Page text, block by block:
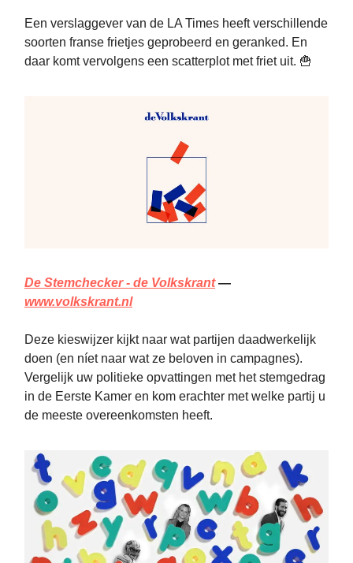
Een verslaggever van de LA Times heeft verschillende
soorten franse frietjes geprobeerd en geranked. En
daar komt vervolgens een scatterplot met friet uit. 🍟
De Stemchecker - de Volkskrant—
www.volkskrant.nl
Deze kieswijzer kijkt naar wat partijen daadwerkelijk
doen (en níet naar wat ze beloven in campagnes).
Vergelijk uw politieke opvattingen met het stemgedrag
in de Eerste Kamer en kom erachter met welke partij u
de meeste overeenkomsten heeft.